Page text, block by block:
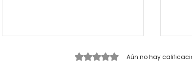
Obtuvo 0 de 5 estrellas.
Aún no hay